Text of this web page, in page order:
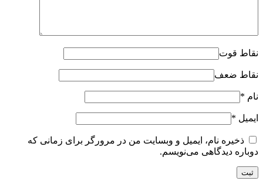
نقاط قوت
نقاط ضعف
نام *
ایمیل *
ذخیره نام، ایمیل و وبسایت من در مرورگر برای زمانی که
دوباره دیدگاهی می‌نویسم.